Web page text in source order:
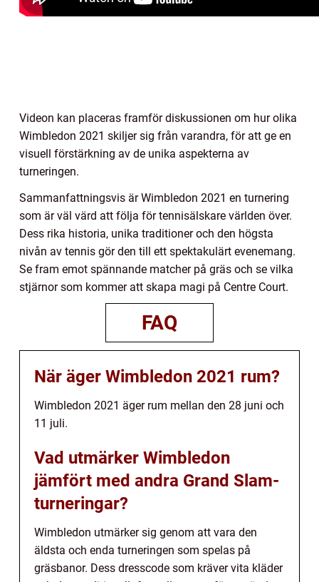
Videon kan placeras framför diskussionen om hur olika
Wimbledon 2021 skiljer sig från varandra, för att ge en
visuell förstärkning av de unika aspekterna av
turneringen.
Sammanfattningsvis är Wimbledon 2021 en turnering
som är väl värd att följa för tennisälskare världen över.
Dess rika historia, unika traditioner och den högsta
nivån av tennis gör den till ett spektakulärt evenemang.
Se fram emot spännande matcher på gräs och se vilka
stjärnor som kommer att skapa magi på Centre Court.
FAQ
När äger Wimbledon 2021 rum?
Wimbledon 2021 äger rum mellan den 28 juni och
11 juli.
Vad utmärker Wimbledon
jämfört med andra Grand Slam-
turneringar?
Wimbledon utmärker sig genom att vara den
äldsta och enda turneringen som spelas på
gräsbanor. Dess dresscode som kräver vita kläder